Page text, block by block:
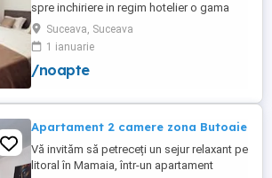
spre inchiriere in regim hotelier o gama
variata de apartamente si garsoniere
situate in puncte cheie ale orasului
Suceava: Bulevardul George Enescu. In
centrul Orasului pe Esplanada langa
Zamca Burdujeni Ipotesti Pentru ...
Suceava, Suceava
1 ianuarie
/noapte
Apartament 2 camere zona Butoaie
Vă invităm să petreceți un sejur relaxant pe
litoral în Mamaia, într-un apartament